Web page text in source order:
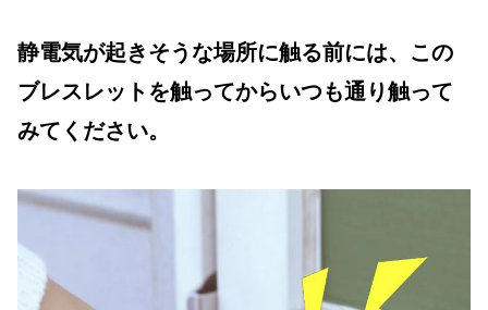
静電気が起きそうな場所に触る前には、この
ブレスレットを触ってからいつも通り触って
みてください。